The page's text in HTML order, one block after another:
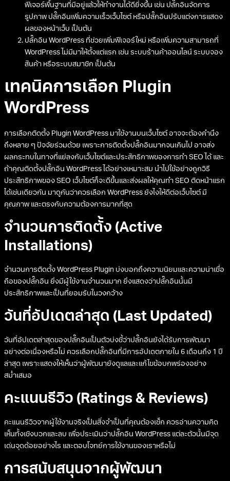
ฟีเจอร์พื้นฐานที่มีอยู่แล้วให้ทำงานได้ดียิ่งขึ้น เช่น ปลั๊กอินจัดการ
รูปภาพ ปลั๊กอินเพิ่มความเร็วเว็บไซต์ หรือปลั๊กอินปรับแต่งการแสดง
ผลของหน้าเว็บ เป็นต้น
ปลั๊กอิน WordPress ที่ช่วยเพิ่มฟีเจอร์ใหม่ หรือเพิ่มความสามารถที่
WordPress ไม่มีมาให้ตั้งแต่แรก เช่น ระบบร้านค้าออนไลน์ ระบบจอง
สินค้า หรือระบบสมาชิก เป็นต้น
เทคนิคการเลือก Plugin
WordPress
การเลือกติดตั้ง Plugin WordPress มาใช้งานบนเว็บไซต์ อาจจะต้องคำนึง
ถึงหลาย ๆ ปัจจัยร่วมด้วย เพราะการติดตั้งปลั๊กอินมากจนเกินไป อาจส่ง
ผลกระทบในทางที่แย่ลงกับเว็บไซต์และประสิทธิภาพของการทำ SEO ได้ และ
ถ้าคุณติดตั้งปลั๊กอิน WordPress ได้อย่างเหมาะสม นำไปใช้อย่างถูกวิธี
ประสิทธิภาพของ SEO เว็บไซต์ก็จะดีขึ้นและส่งผลให้คุณทำ SEO ติดหน้าแรก
ได้เช่นเดียวกัน มาดูกันว่าควรเลือก WordPress ยังไงให้ดีต่อเว็บไซต์ มี
คุณภาพ และตรงกับความต้องการมากที่สุด
จำนวนการติดตั้ง (Active
Installations)
จำนวนการติดตั้ง WordPress Plugin บ่งบอกถึงความนิยมและความน่าเชื่อ
ถือของปลั๊กอิน ยิ่งมีผู้ใช้งานจำนวนมาก ยิ่งแสดงว่าปลั๊กอินนั้นมี
ประสิทธิภาพและเป็นที่ยอมรับในวงกว้าง
วันที่อัปเดตล่าสุด (Last Updated)
วันที่อัปเดตล่าสุดของปลั๊กอินเป็นตัวบ่งชี้ว่าปลั๊กอินยังได้รับการพัฒนา
อย่างต่อเนื่องหรือไม่ ควรเลือกปลั๊กอินที่มีการอัปเดตภายใน 6 เดือนถึง 1 ปี
ล่าสุด เพราะแสดงให้เห็นว่าผู้พัฒนายังดูแลและแก้ไขข้อบกพร่องอย่าง
สม่ำเสมอ
คะแนนรีวิว (Ratings & Reviews)
คะแนนรีวิวจากผู้ใช้งานจริงเป็นสิ่งจำเป็นที่คุณต้องเช็ก ควรอ่านความคิด
เห็นทั้งเชิงบวกและลบ เพื่อประเมินว่าปลั๊กอิน WordPress แต่ละตัวนั้นมีจุด
เด่นจุดด้อยอย่างไร และตอบโจทย์การใช้งานของเราหรือไม่
การสนับสนุนจากผู้พัฒนา